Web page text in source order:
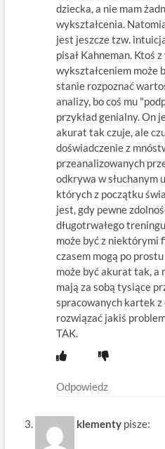
dziecka, a nie mam
wykształcenia.
jest jeszcze tzw.
pisał Kahneman. Ktoś
wykształceniem może
stanie rozpoznać
analizy, bo coś mu
przykład genialny. On
akurat tak czuje, ale
doświadczenie z
przeanalizowanych
odkrywa w słuchanym
których z początku
jest, gdy pewne
długotrwałego
może być z
czasem mogą po
może być akurat tak, a
mają za sobą tysiące
spracowanych kartek
rozwiązać jakiś
TAK.
Odpowiedz
klementy pisze: